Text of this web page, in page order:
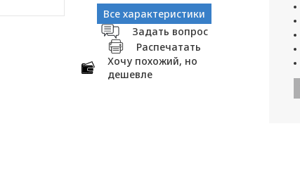
Все характеристики
Задать вопрос
Распечатать
Хочу похожий, но
дешевле